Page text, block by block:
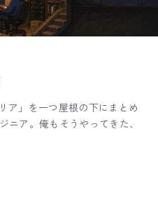
ア」を一つ屋根の下にまとめ
ニア。俺もそうやってきた、